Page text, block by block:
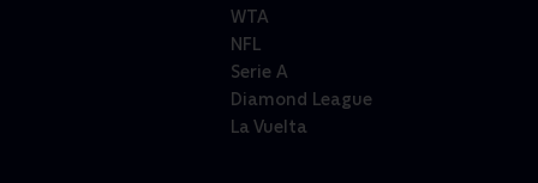
WTA
NFL
Serie A
Diamond League
La Vuelta